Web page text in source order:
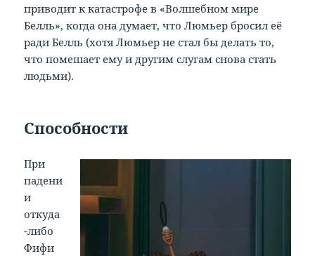
приводит к катастрофе в «Волшебном мире
Белль», когда она думает, что Люмьер бросил её
ради Белль (хотя Люмьер не стал бы делать то,
что помешает ему и другим слугам снова стать
людьми).
Способности
При
падени
и
откуда
-либо
Фифи